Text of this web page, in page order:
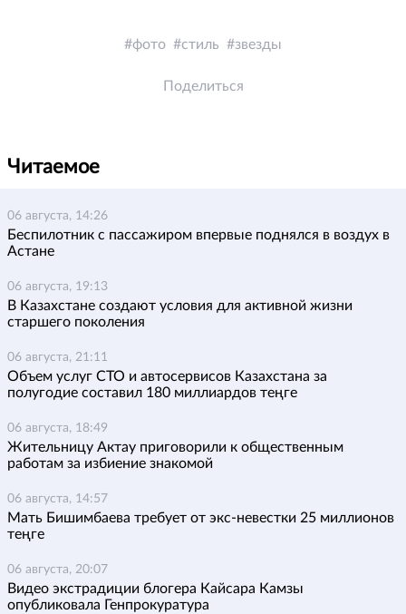
фото стиль звезды
Поделиться
Читаемое
06 августа, 14:26
Беспилотник с пассажиром впервые поднялся в воздух в
Астане
06 августа, 19:13
В Казахстане создают условия для активной жизни
старшего поколения
06 августа, 21:11
Объем услуг СТО и автосервисов Казахстана за
полугодие составил 180 миллиардов теңге
06 августа, 18:49
Жительницу Актау приговорили к общественным
работам за избиение знакомой
06 августа, 14:57
Мать Бишимбаева требует от экс-невестки 25 миллионов
теңге
06 августа, 20:07
Видео экстрадиции блогера Кайсара Камзы
опубликовала Генпрокуратура